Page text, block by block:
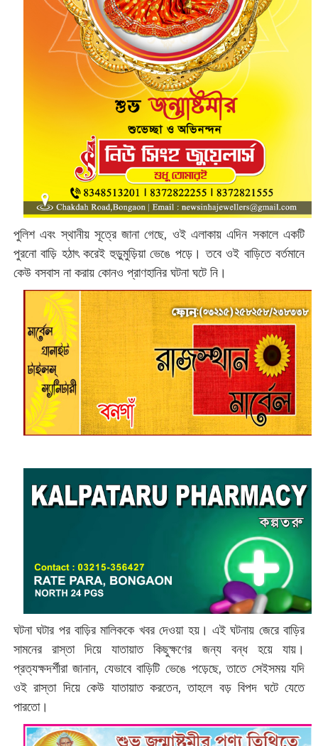
পুলিশ এবং স্থানীয় সূত্রে জানা গেছে, ওই এলাকায় এদিন সকালে একটি
পুরনো বাড়ি হঠাৎ করেই হুড়ুমুড়িয়া ভেঙে পড়ে। তবে ওই বাড়িতে বর্তমানে
কেউ বসবাস না করায় কোনও প্রাণহানির ঘটনা ঘটে নি।
ঘটনা ঘটার পর বাড়ির মালিককে খবর দেওয়া হয়। এই ঘটনায় জেরে বাড়ির
সামনের রাস্তা দিয়ে যাতায়াত কিছুক্ষণের জন্য বন্ধ হয়ে যায়।
প্রত্যক্ষদর্শীরা জানান, যেভাবে বাড়িটি ভেঙে পড়েছে, তাতে সেইসময় যদি
ওই রাস্তা দিয়ে কেউ যাতায়াত করতেন, তাহলে বড় বিপদ ঘটে যেতে
পারতো।